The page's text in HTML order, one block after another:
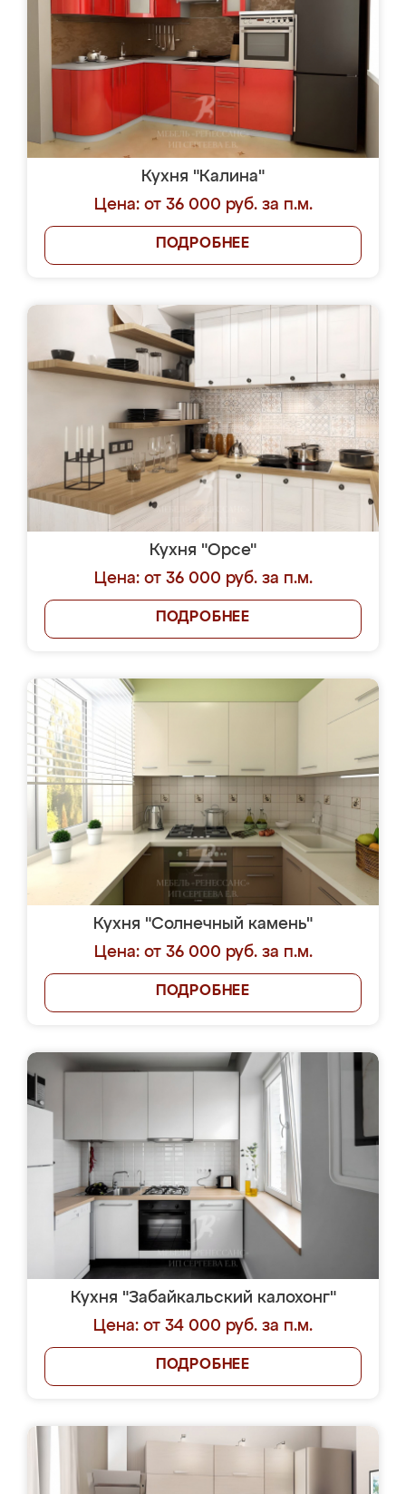
Кухня "Калина"
Цена: от 36 000 руб. за п.м.
ПОДРОБНЕЕ
Кухня "Орсе"
Цена: от 36 000 руб. за п.м.
ПОДРОБНЕЕ
Кухня "Солнечный камень"
Цена: от 36 000 руб. за п.м.
ПОДРОБНЕЕ
Кухня "Забайкальский калохонг"
Цена: от 34 000 руб. за п.м.
ПОДРОБНЕЕ